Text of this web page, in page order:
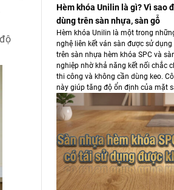
Hèm khóa Unilin là gì? Vì sao
dùng trên sàn nhựa, sàn gỗ
Hèm khóa Unilin là một trong
nghệ liên kết ván sàn được sử dụng
trên sàn nhựa hèm khóa SPC và
nghiệp nhờ khả năng kết nối chắc
thi công và không cần dùng keo.
này giúp tăng độ ổn định của mặt